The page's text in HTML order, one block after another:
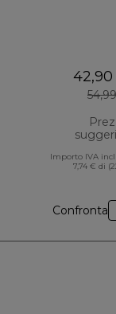
Importo IVA
7,74 € di
Confronta